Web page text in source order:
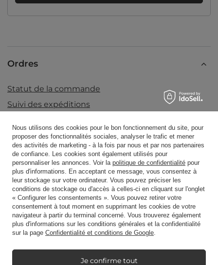
Ordres
Statut de la commande
Suivi des expéditions
Je veux retourner un produit
Je veux échanger un produit
Prendre contact
Compte
Règlements
Nous utilisons des cookies pour le bon fonctionnement du site, pour
proposer des fonctionnalités sociales, analyser le trafic et mener
des activités de marketing - à la fois par nous et par nos partenaires
de confiance. Les cookies sont également utilisés pour
personnaliser les annonces. Voir la politique de confidentialité pour
plus d'informations. En acceptant ce message, vous consentez à
leur stockage sur votre ordinateur. Vous pouvez préciser les
conditions de stockage ou d'accès à celles-ci en cliquant sur l'onglet
« Configurer les consentements ». Vous pouvez retirer votre
consentement à tout moment en supprimant les cookies de votre
navigateur à partir du terminal concerné. Vous trouverez également
plus d'informations sur les conditions générales et la confidentialité
sur la page Confidentialité et conditions de Google.
Je confirme tout